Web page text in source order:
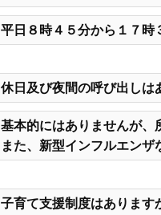
平日８時４５分から１７時
休日及び夜間の呼び出しは
基本的にはありませんが、
また、新型インフルエン
子育て支援制度はあります